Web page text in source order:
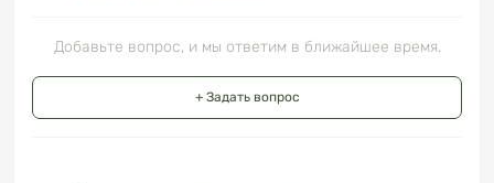
Добавьте вопрос, и мы ответим в ближайшее время.
+ Задать вопрос